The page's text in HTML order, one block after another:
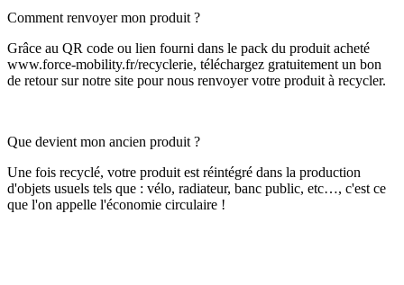
Comment renvoyer mon produit ?
Grâce au QR code ou lien fourni dans le pack du produit acheté
www.force-mobility.fr/recyclerie, téléchargez gratuitement un bon
de retour sur notre site pour nous renvoyer votre produit à recycler.
Que devient mon ancien produit ?
Une fois recyclé, votre produit est réintégré dans la production
d'objets usuels tels que : vélo, radiateur, banc public, etc…, c'est ce
que l'on appelle l'économie circulaire !